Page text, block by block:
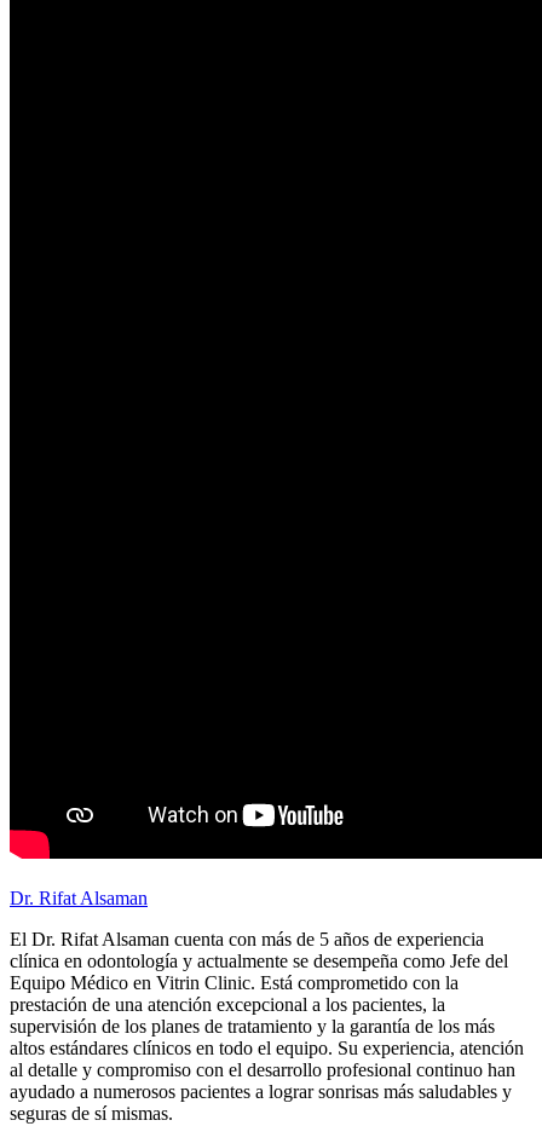
Dr. Rifat Alsaman
El Dr. Rifat Alsaman cuenta con más de 5 años de experiencia
clínica en odontología y actualmente se desempeña como Jefe del
Equipo Médico en Vitrin Clinic. Está comprometido con la
prestación de una atención excepcional a los pacientes, la
supervisión de los planes de tratamiento y la garantía de los más
altos estándares clínicos en todo el equipo. Su experiencia, atención
al detalle y compromiso con el desarrollo profesional continuo han
ayudado a numerosos pacientes a lograr sonrisas más saludables y
seguras de sí mismas.